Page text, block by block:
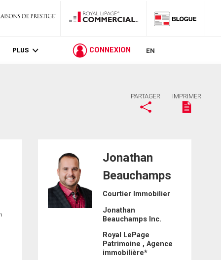
PLUS CONNEXION EN
PARTAGER IMPRIMER
Jonathan
Beauchamps
Courtier Immobilier
Jonathan
Beauchamps Inc.
Royal LePage
Patrimoine , Agence
immobilière*